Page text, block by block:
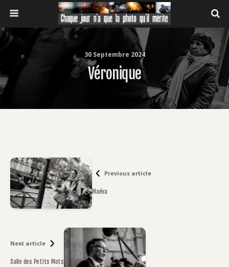
30 Septembre 2024
Véronique
Previous article
Maéva
Next article
Salle des Petits Mots